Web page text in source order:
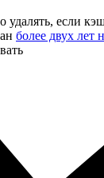
удалять, если
более двух лет